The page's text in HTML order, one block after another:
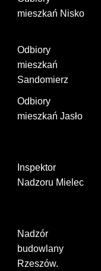
mieszkań Nisko
Odbiory
mieszkań
Sandomierz
Odbiory
mieszkań Jasło
Inspektor
Nadzoru Mielec
Nadzór
budowlany
Rzeszów.